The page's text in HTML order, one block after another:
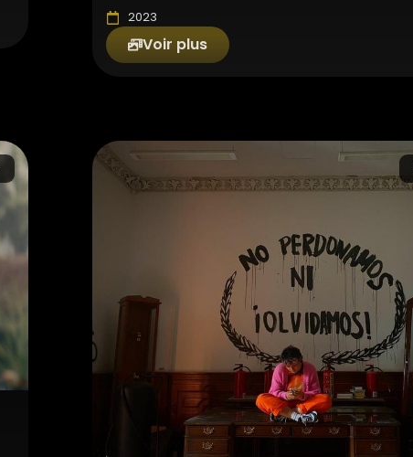
2023
Voir plus